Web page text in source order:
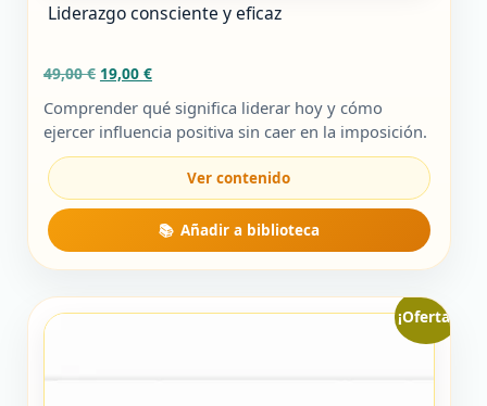
Liderazgo consciente y eficaz
49,00€ El
original
era:
49,00 €.
19,00 €El
actual
es:
19,00 €.
Comprender qué significa liderar hoy y cómo
ejercer influencia positiva sin caer en la imposición.
¡Oferta!